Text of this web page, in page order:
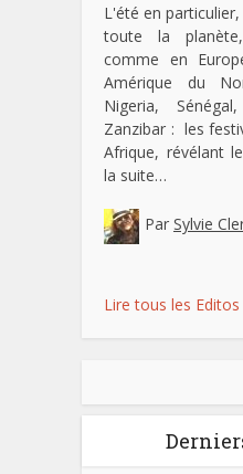
L'été en
toute la
comme en
Amérique du
Nigeria,
Zanzibar : les
Afrique, révélant
la suite…
Par Sylvie
Lire tous les Editos